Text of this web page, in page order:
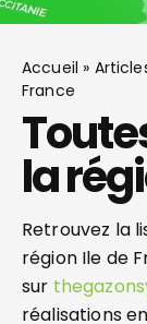
Accueil »
France
la
Retrouvez la
région Ile de
sur
réalisations